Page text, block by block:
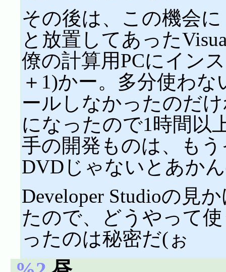
その後は、この機会
と放置してあった
僚の計算用PCにイン
＋1)かー。多分使わ
ールしなかったのだ
になったので1時間以
手の開発ものは、も
DVDじゃないとあか
Developer Studioの見
たので、どうやって
ったのは秘密だ(ぉ